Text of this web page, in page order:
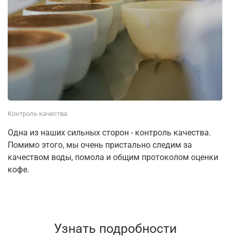
Контроль качества
Одна из наших сильных сторон - контроль качества.
Помимо этого, мы очень пристально следим за
качеством воды, помола и общим протоколом оценки
кофе.
Узнать подробности